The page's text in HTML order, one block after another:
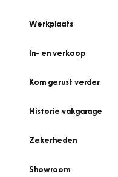
Werkplaats
In- en verkoop
Kom gerust verder
Historie vakgarage
Zekerheden
Showroom